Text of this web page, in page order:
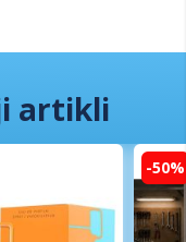
artikli
-50%